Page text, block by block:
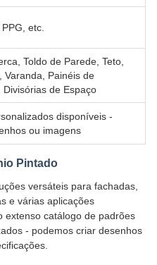
etc.
Toldo de Parede, Teto,
Varanda, Painéis de
Divisórias de Espaço
disponíveis -
ou imagens
Pintado
versáteis para fachadas,
e várias aplicações
extenso catálogo de padrões
- podemos criar desenhos